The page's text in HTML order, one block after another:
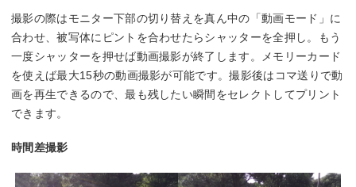
撮影の際はモニター下部の切り替えを真ん中の「動画モード」に
合わせ、被写体にピントを合わせたらシャッターを全押し。もう
一度シャッターを押せば動画撮影が終了します。メモリーカード
を使えば最大15秒の動画撮影が可能です。撮影後はコマ送りで動
画を再生できるので、最も残したい瞬間をセレクトしてプリント
できます。
時間差撮影